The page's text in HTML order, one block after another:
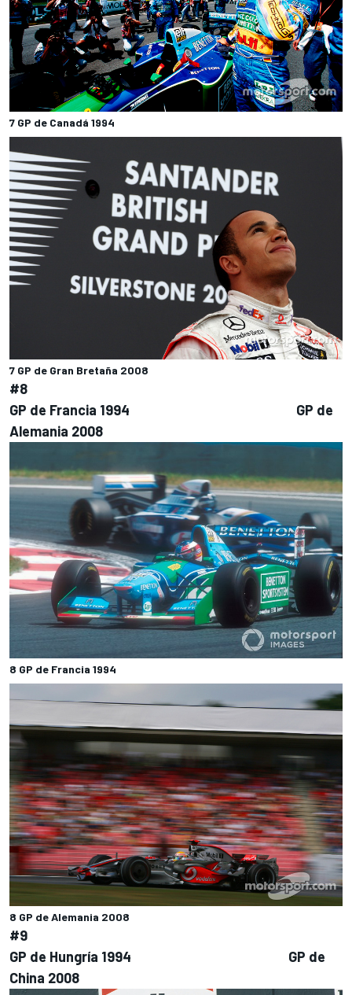
7 GP de Canadá 1994
7 GP de Gran Bretaña 2008
#8
GP de Francia 1994
GP de
Alemania 2008
8 GP de Francia 1994
8 GP de Alemania 2008
#9
GP de Hungría 1994 GP de
China 2008